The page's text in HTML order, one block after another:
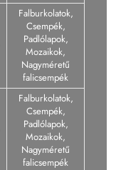
Falburkolatok,
Csempék,
Padlólapok,
Mozaikok,
Nagyméretű
falicsempék
Falburkolatok,
Csempék,
Padlólapok,
Mozaikok,
Nagyméretű
falicsempék